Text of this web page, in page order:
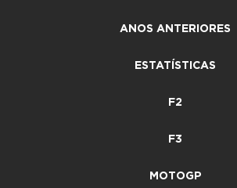
ANOS ANTERIORES
ESTATÍSTICAS
F2
F3
MOTOGP